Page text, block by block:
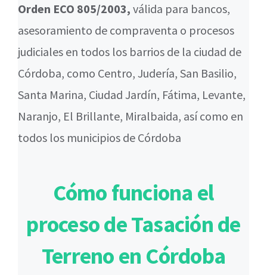
Orden ECO 805/2003, válida para bancos,
asesoramiento de compraventa o procesos
judiciales en todos los barrios de la ciudad de
Córdoba, como Centro, Judería, San Basilio,
Santa Marina, Ciudad Jardín, Fátima, Levante,
Naranjo, El Brillante, Miralbaida, así como en
todos los municipios de Córdoba
Cómo funciona el
proceso de Tasación de
Terreno en Córdoba